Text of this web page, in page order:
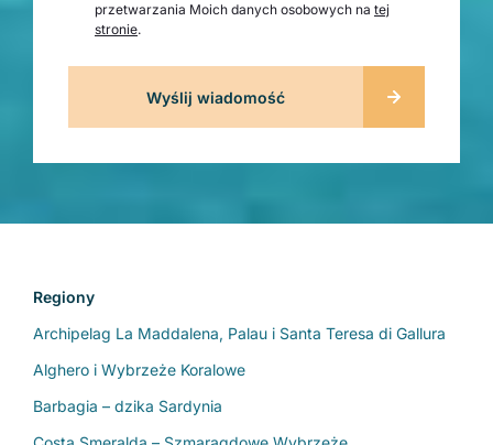
przetwarzania Moich danych osobowych na tej
stronie.
Regiony
Archipelag La Maddalena, Palau i Santa Teresa di Gallura
Alghero i Wybrzeże Koralowe
Barbagia – dzika Sardynia